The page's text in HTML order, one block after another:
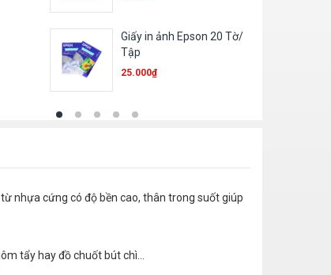
Giấy in ảnh Epson 20 Tờ/
Tập
25.000₫
nhựa cứng có độ bền cao, thân trong suốt giúp
tẩy hay đồ chuốt bút chì…